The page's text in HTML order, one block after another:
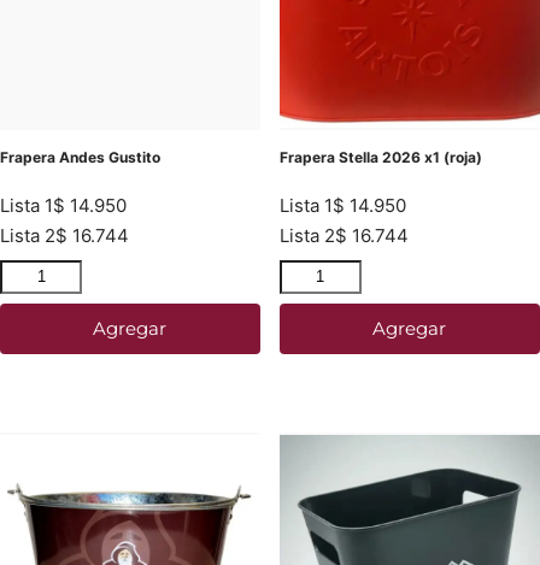
Frapera Andes Gustito
Lista 1$ 14.950
Lista 2$ 16.744
Agregar
Frapera Stella 2026 x1 (roja)
Lista 1$ 14.950
Lista 2$ 16.744
Agregar